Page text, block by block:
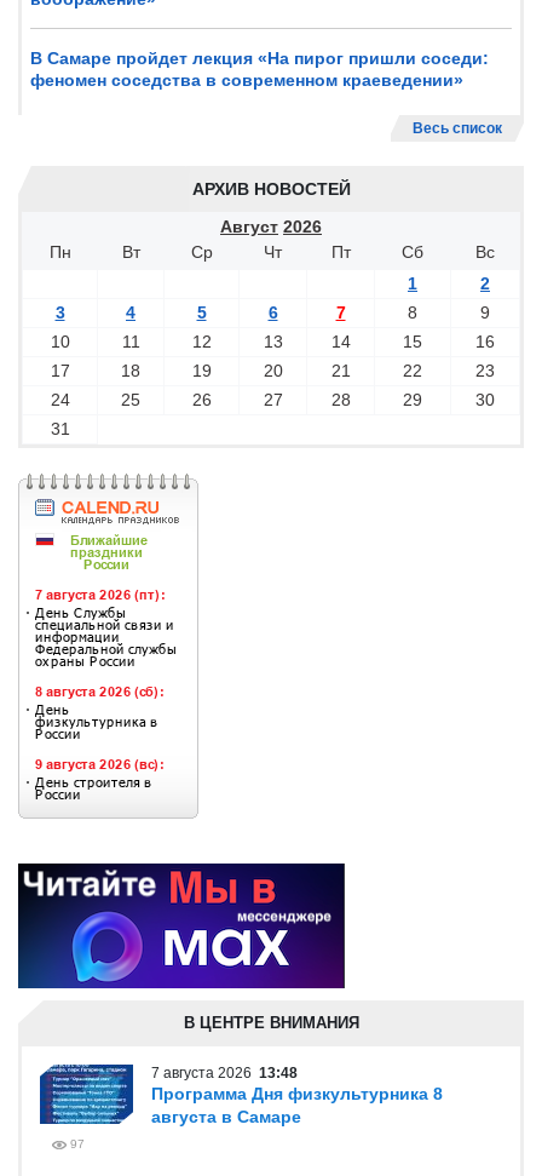
В Самаре пройдет лекция «На пирог пришли соседи:
феномен соседства в современном краеведении»
Весь список
АРХИВ НОВОСТЕЙ
Август 2026
Пн
Вт Ср Чт Пт Сб
Вс
1
2
3
4 5 6 7 8
9
10
11 12 13 14 15
16
17
18 19 20 21 22
23
24
25 26 27 28 29
30
31
В ЦЕНТРЕ ВНИМАНИЯ
7 августа 2026 13:48
Программа Дня физкультурника 8
августа в Самаре
97